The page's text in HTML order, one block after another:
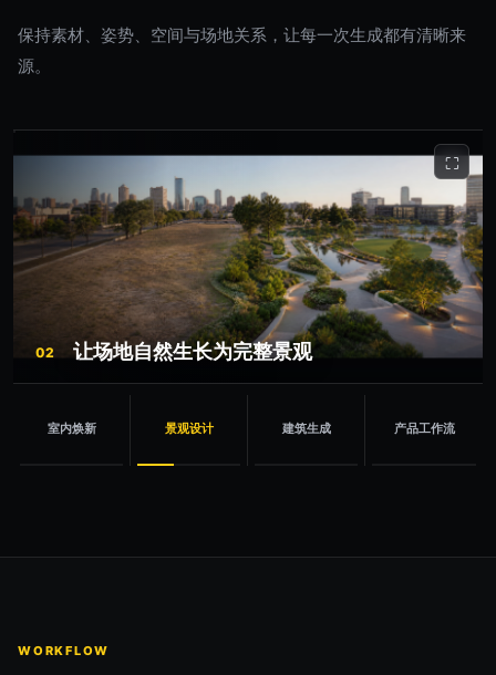
WORKFLOW
保持素材、姿势、空间与场地关系，让每一次生成都有清晰来
源。
02 让场地自然生长为完整景观
⛶
室内焕新 景观设计 建筑生成 产品工作流